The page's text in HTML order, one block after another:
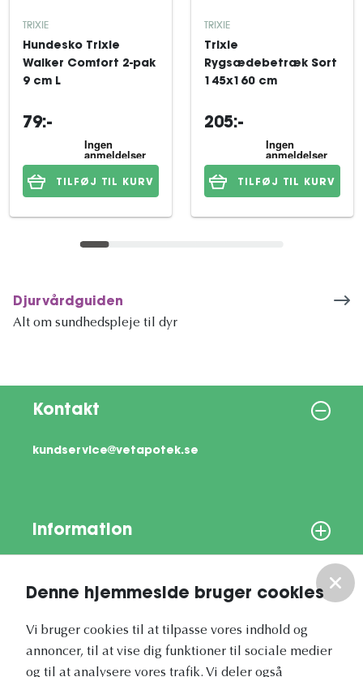
Denne hjemmeside bruger cookies
Vi bruger cookies til at tilpasse vores indhold og
annoncer, til at vise dig funktioner til sociale medier
og til at analysere vores trafik. Vi deler også
TRIXIE
Hundesko Trixie
Walker Comfort 2-pak
9 cm L
79:-
TILFØJ TIL KURV
TRIXIE
Trixie
Rygsædebetræk Sort
145x160 cm
205:-
TILFØJ TIL KURV
Djurvårdguiden
Alt om sundhedspleje til dyr
Kontakt
kundservice@vetapotek.se
Information
Vores nyhedsbrev